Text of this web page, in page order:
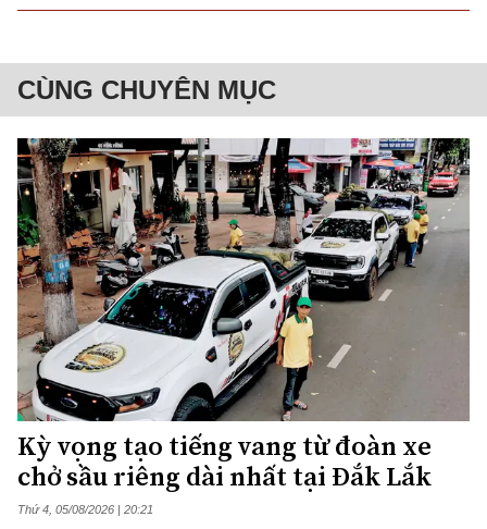
CÙNG CHUYÊN MỤC
Kỳ vọng tạo tiếng vang từ đoàn xe
chở sầu riêng dài nhất tại Đắk Lắk
Thứ 4, 05/08/2026 | 20:21